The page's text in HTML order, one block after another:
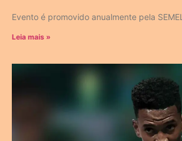
Evento é promovido anualmente pela SEMEL
Leia mais »